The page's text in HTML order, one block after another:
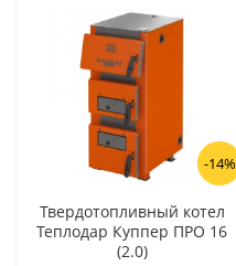
-14%
Твердотопливный котел
Теплодар Куппер ПРО 16
(2.0)